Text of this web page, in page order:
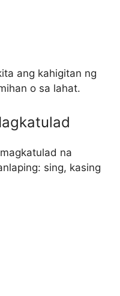
ang kahigitan ng
o sa lahat.
na
sing, kasing